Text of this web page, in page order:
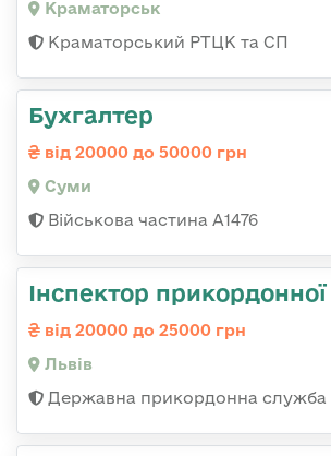
Краматорськ
Краматорський РТЦК та СП
Бухгалтер
від 20000 до 50000 грн
Суми
Військова частина А1476
Інспектор
від 20000 до 25000 грн
Львів
Державна прикордонна служба